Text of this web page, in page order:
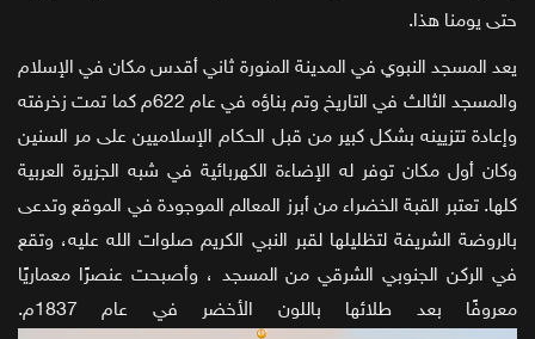
حتى يومنا هذا.
يعد المسجد النبوي في المدينة المنورة ثاني أقدس مكان في الإسلام
والمسجد الثالث في التاريخ وتم بناؤه في عام 622م كما تمت زخرفته
وإعادة تتزيينه بشكل كبير من قبل الحكام الإسلاميين على مر السنين
وكان أول مكان توفر له الإضاءة الكهربائية في شبه الجزيرة العربية
كلها. تعتبر القبة الخضراء من أبرز المعالم الموجودة في الموقع وتدعى
بالروضة الشريفة لتظليلها لقبر النبي الكريم صلوات الله عليه، وتقع
في الركن الجنوبي الشرقي من المسجد ، وأصبحت عنصرًا معماريًا
معروفًا بعد طلائها باللون الأخضر في عام 1837م.